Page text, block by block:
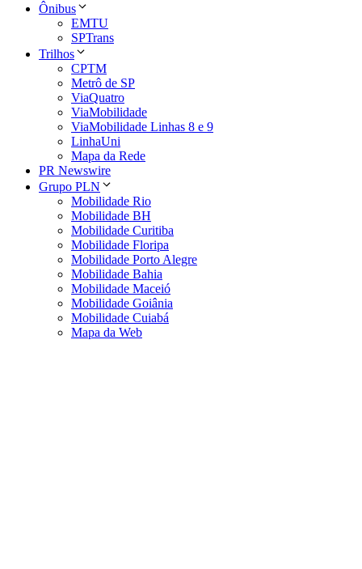
Ônibus
EMTU
SPTrans
Trilhos
CPTM
Metrô de SP
ViaQuatro
ViaMobilidade
ViaMobilidade Linhas 8 e 9
LinhaUni
Mapa da Rede
PR Newswire
Grupo PLN
Mobilidade Rio
Mobilidade BH
Mobilidade Curitiba
Mobilidade Floripa
Mobilidade Porto Alegre
Mobilidade Bahia
Mobilidade Maceió
Mobilidade Goiânia
Mobilidade Cuiabá
Mapa da Web